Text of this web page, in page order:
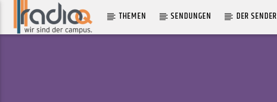
THEMEN SENDUNGEN DER SENDER